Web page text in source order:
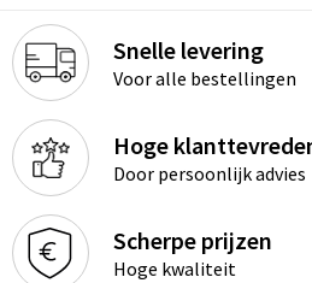
Snelle levering
Voor alle bestellingen
Hoge
Door persoonlijk advies
Scherpe prijzen
Hoge kwaliteit